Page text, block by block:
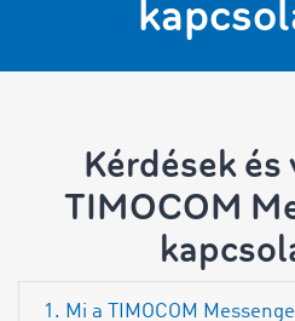
Kérdések és
TIMOCOM
1. Mi a TIMOCOM